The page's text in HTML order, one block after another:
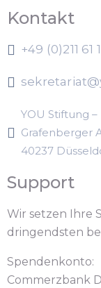
Kontakt
+49 (0)211 61
YOU Stiftung
Grafenberger
40237
Support
Wir setzen Ihre
dringendsten
Spendenkonto:
Commerzbank